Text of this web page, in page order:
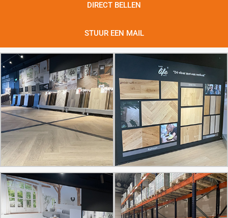
DIRECT BELLEN
STUUR EEN MAIL